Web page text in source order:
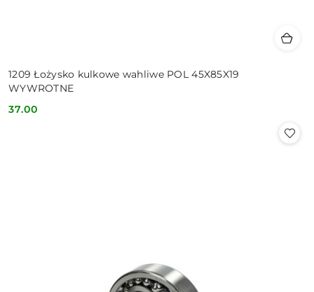
1209 Łożysko kulkowe wahliwe POL 45X85X19
WYWROTNE
Cena:
37.00